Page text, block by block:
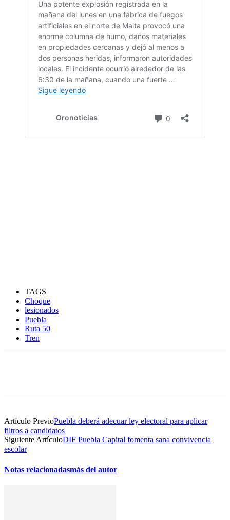
TAGS
Choque
lesionados
Puebla
Ruta 50
Tren
Artículo PrevioPuebla deberá adecuar ley electoral para aplicar
filtros a candidatos
Siguiente ArtículoDIF Puebla Capital fomenta sana convivencia
escolar
Notas relacionadasmás del autor